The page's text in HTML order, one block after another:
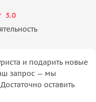
5.0
и подарить новые
запрос — мы
оставить